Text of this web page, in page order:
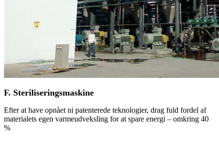
F. Steriliseringsmaskine
Efter at have opnået ni patenterede teknologier, drag fuld fordel af
materialets egen varmeudveksling for at spare energi – omkring 40
%